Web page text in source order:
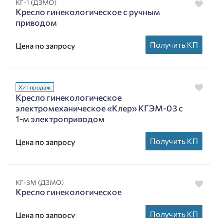
КГ-1 (ДЗМО)
Кресло гинекологическое с ручным
приводом
Цена по запросу Получить КП
Хит продаж
Кресло гинекологическое
электромеханическое «Клер» КГЭМ-03 с
1-м электроприводом
Цена по запросу Получить КП
КГ-3М (ДЗМО)
Кресло гинекологическое
Цена по запросу Получить КП